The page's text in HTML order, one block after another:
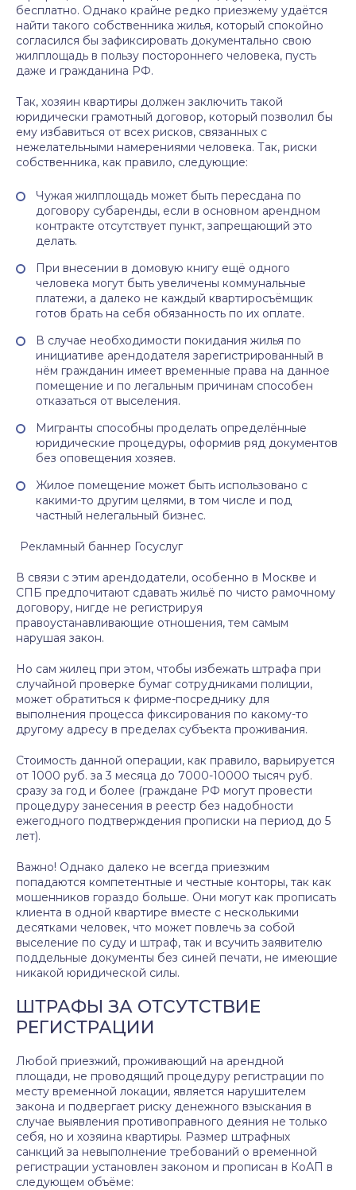
бесплатно. Однако крайне редко приезжему удаётся
найти такого собственника жилья, который спокойно
согласился бы зафиксировать документально свою
жилплощадь в пользу постороннего человека, пусть
даже и гражданина РФ.
Так, хозяин квартиры должен заключить такой
юридически грамотный договор, который позволил бы
ему избавиться от всех рисков, связанных с
нежелательными намерениями человека. Так, риски
собственника, как правило, следующие:
Чужая жилплощадь может быть пересдана по
договору субаренды, если в основном арендном
контракте отсутствует пункт, запрещающий это
делать.
При внесении в домовую книгу ещё одного
человека могут быть увеличены коммунальные
платежи, а далеко не каждый квартиросъёмщик
готов брать на себя обязанность по их оплате.
В случае необходимости покидания жилья по
инициативе арендодателя зарегистрированный в
нём гражданин имеет временные права на данное
помещение и по легальным причинам способен
отказаться от выселения.
Мигранты способны проделать определённые
юридические процедуры, оформив ряд документов
без оповещения хозяев.
Жилое помещение может быть использовано с
какими-то другим целями, в том числе и под
частный нелегальный бизнес.
Рекламный баннер Госуслуг
В связи с этим арендодатели, особенно в Москве и
СПБ предпочитают сдавать жильё по чисто рамочному
договору, нигде не регистрируя
правоустанавливающие отношения, тем самым
нарушая закон.
Но сам жилец при этом, чтобы избежать штрафа при
случайной проверке бумаг сотрудниками полиции,
может обратиться к фирме-посреднику для
выполнения процесса фиксирования по какому-то
другому адресу в пределах субъекта проживания.
Стоимость данной операции, как правило, варьируется
от 1000 руб. за 3 месяца до 7000-10000 тысяч руб.
сразу за год и более (граждане РФ могут провести
процедуру занесения в реестр без надобности
ежегодного подтверждения прописки на период до 5
лет).
Важно! Однако далеко не всегда приезжим
попадаются компетентные и честные конторы, так как
мошенников гораздо больше. Они могут как прописать
клиента в одной квартире вместе с несколькими
десятками человек, что может повлечь за собой
выселение по суду и штраф, так и всучить заявителю
поддельные документы без синей печати, не имеющие
никакой юридической силы.
ШТРАФЫ ЗА ОТСУТСТВИЕ
РЕГИСТРАЦИИ
Любой приезжий, проживающий на арендной
площади, не проводящий процедуру регистрации по
месту временной локации, является нарушителем
закона и подвергает риску денежного взыскания в
случае выявления противоправного деяния не только
себя, но и хозяина квартиры. Размер штрафных
санкций за невыполнение требований о временной
регистрации установлен законом и прописан в КоАП в
следующем объёме: